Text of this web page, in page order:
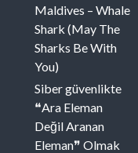
Maldives – Whale
Shark (May The
Sharks Be With
You)
Siber güvenlikte
❝Ara Eleman
Değil Aranan
Eleman❞ Olmak